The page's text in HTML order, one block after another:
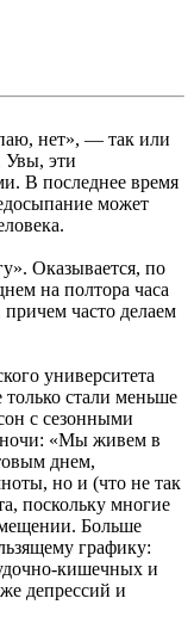
нет», — так или
Увы, эти
В последнее время
может
Оказывается, по
на полтора часа
часто делаем
университета
стали меньше
с сезонными
ночи: «Мы живем в
днем,
но и (что не так
поскольку многие
Больше
графику:
кишечных и
депрессий и